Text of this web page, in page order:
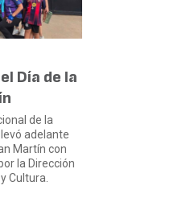
Día de la
de la
adelante
Martín con
la Dirección
Cultura.